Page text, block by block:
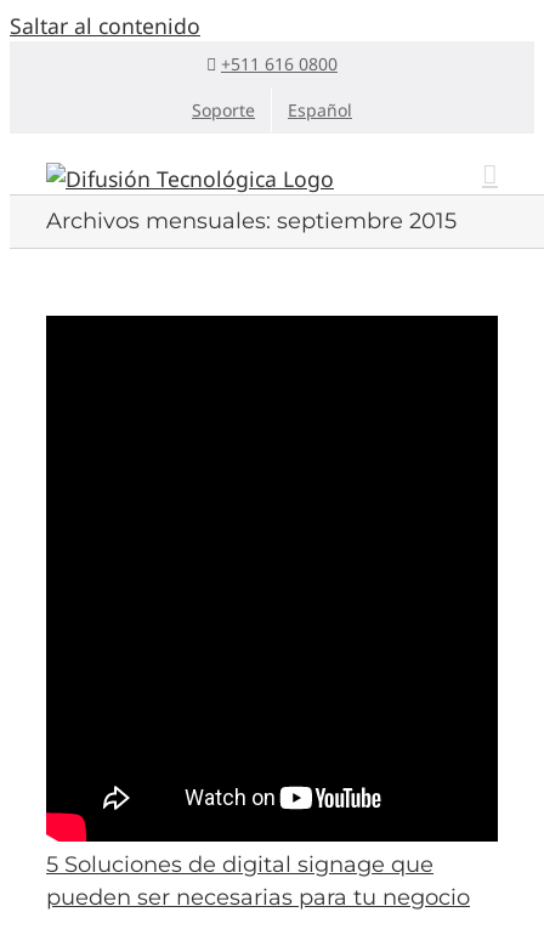
Saltar al contenido
+511 616 0800
Soporte
Español
Archivos mensuales: septiembre 2015
5 Soluciones de digital signage que
pueden ser necesarias para tu negocio